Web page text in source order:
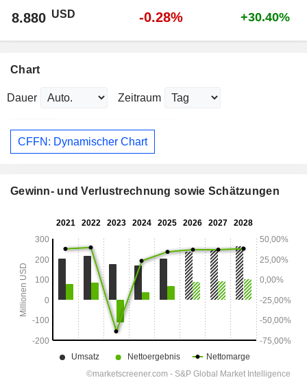
8.880 USD -0.28% +30.40%
Chart
Dauer Zeitraum
CFFN: Dynamischer Chart
Gewinn- und Verlustrechnung sowie Schätzungen